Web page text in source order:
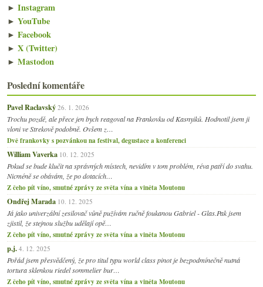
► Instagram
► YouTube
► Facebook
► X (Twitter)
► Mastodon
Poslední komentáře
Pavel Raclavský 26. 1. 2026
Trochu pozdě, ale přece jen bych reagoval na Frankovku od Kasnyiků. Hodnotil jsem ji
vloni ve Strekově podobně. Ovšem z…
Dvě frankovky s pozvánkou na festival, degustace a konferenci
William Vaverka 10. 12. 2025
Pokud se bude klučit na správných místech, nevidím v tom problém, réva patří do svahu.
Nicméně se obávám, že po dotacích…
Z čeho pít víno, smutné zprávy ze světa vína a viněta Moutonu
Ondřej Marada 10. 12. 2025
Já jako univerzální zesilovač vůně pužívám ručně foukanou Gabriel - Glas.Pak jsem
zjistil, že stejnou službu udělají opě…
Z čeho pít víno, smutné zprávy ze světa vína a viněta Moutonu
p.j. 4. 12. 2025
Pořád jsem přesvědčený, že pro titul typu world class pinot je bezpodmínečně nutná
tortura sklenkou riedel sommelier bur…
Z čeho pít víno, smutné zprávy ze světa vína a viněta Moutonu